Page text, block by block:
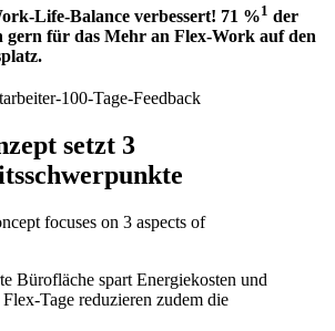
Life-Balance verbessert! 71 %1 der
gern für das Mehr an Flex-Work auf den
100-Tage-Feedback
setzt 3
Bürofläche spart Energiekosten und
Tage reduzieren zudem die